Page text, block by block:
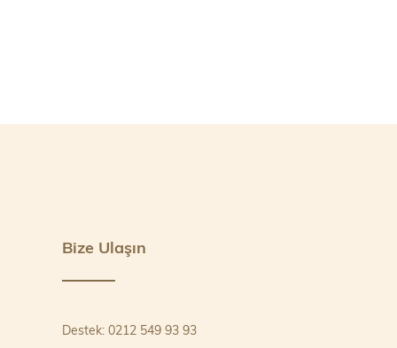
Bize Ulaşın
Destek: 0212 549 93 93